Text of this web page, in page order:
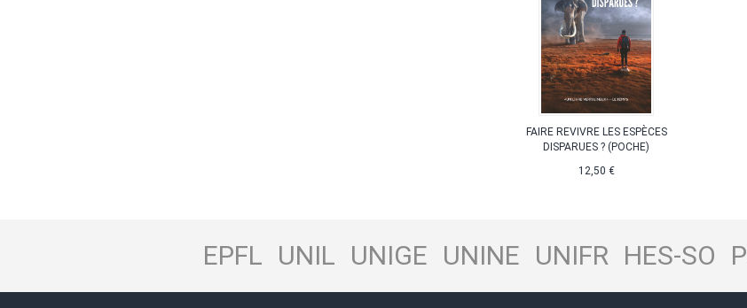
FAIRE REVIVRE LES ESPÈCES
DISPARUES ? (POCHE)
12,50 €
EPFL UNIL UNIGE UNINE UNIFR HES-SO